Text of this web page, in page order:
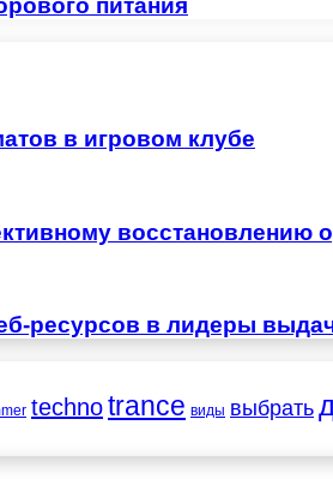
питания
в игровом клубе
восстановлению
ресурсов в лидеры
technotrance виды выбрать